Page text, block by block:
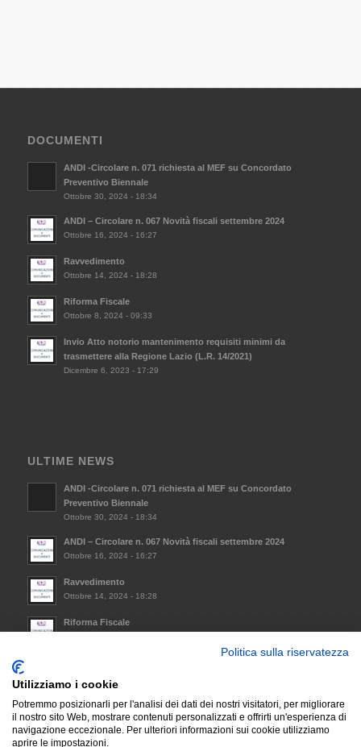
DOCUMENTI
ANDI -Circolare n. 071 richiesta al MEF su Concordato
Preventivo Biennale
Ottobre 30, 2024 - 18:34
ANDI – Circolare n. 067 Novità fiscali settembre 2024
Ottobre 16, 2024 - 16:27
Ravvedimento
Ottobre 14, 2024 - 18:28
Riforma Fiscale
Ottobre 8, 2024 - 09:33
Invio Atto notorio mantenimento requisiti minimi da
trasmettere alla Regione Lazio (L.R. 14/2021)
Dicembre 6, 2023 - 17:29
ULTIME NEWS
ANDI -Circolare n. 071 richiesta al MEF su Concordato
Preventivo Biennale
Ottobre 30, 2024 - 18:34
ANDI – Circolare n. 067 Novità fiscali settembre 2024
Ottobre 16, 2024 - 16:27
Ravvedimento
Ottobre 14, 2024 - 18:28
Riforma Fiscale
Dicembre 6, 2023 - 17:29
Politica sulla riservatezza
Utilizziamo i cookie
Potremmo posizionarli per l'analisi dei dati dei nostri visitatori, per migliorare
il nostro sito Web, mostrare contenuti personalizzati e offrirti un'esperienza di
navigazione eccezionale. Per ulteriori informazioni sui cookie utilizziamo
aprire le impostazioni.